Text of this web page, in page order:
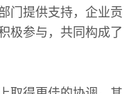
门提供支持，企业贡
极参与，共同构成了